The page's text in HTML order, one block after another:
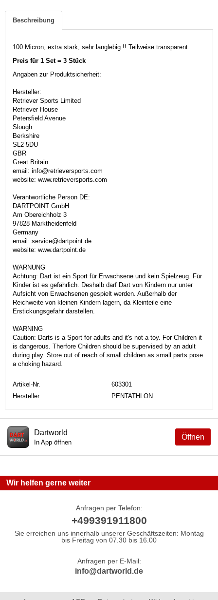
Beschreibung
100 Micron, extra stark, sehr langlebig !! Teilweise transparent.
Preis für 1 Set = 3 Stück
Angaben zur Produktsicherheit:
Hersteller:
Retriever Sports Limited
Retriever House
Petersfield Avenue
Slough
Berkshire
SL2 5DU
GBR
Great Britain
email: info@retrieversports.com
website: www.retrieversports.com
Verantwortliche Person DE:
DARTPOINT GmbH
Am Obereichholz 3
97828 Marktheidenfeld
Germany
email: service@dartpoint.de
website: www.dartpoint.de
WARNUNG
Achtung: Dart ist ein Sport für Erwachsene und kein Spielzeug. Für
Kinder ist es gefährlich. Deshalb darf Dart von Kindern nur unter
Aufsicht von Erwachsenen gespielt werden. Außerhalb der
Reichweite von kleinen Kindern lagern, da Kleinteile eine
Erstickungsgefahr darstellen.
WARNING
Caution: Darts is a Sport for adults and it's not a toy. For Children it
is dangerous. Therfore Children should be supervised by an adult
during play. Store out of reach of small children as small parts pose
a choking hazard.
Artikel-Nr.
603301
Hersteller
PENTATHLON
Öffnen
Dartworld
In App öffnen
Wir helfen gerne weiter
Anfragen per Telefon:
+499391911800
Sie erreichen uns innerhalb unserer Geschäftszeiten: Montag
bis Freitag von 07.30 bis 16.00
Anfragen per E-Mail:
info@dartworld.de